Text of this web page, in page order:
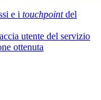
e i touchpointdel
utente del servizio
ottenuta